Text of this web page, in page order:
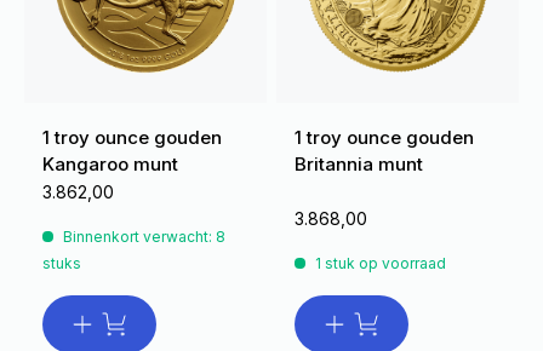
1 troy ounce gouden
Kangaroo munt
3.862,00
Binnenkort verwacht: 8
stuks
1 troy ounce gouden
Britannia munt
3.868,00
1 stuk op voorraad